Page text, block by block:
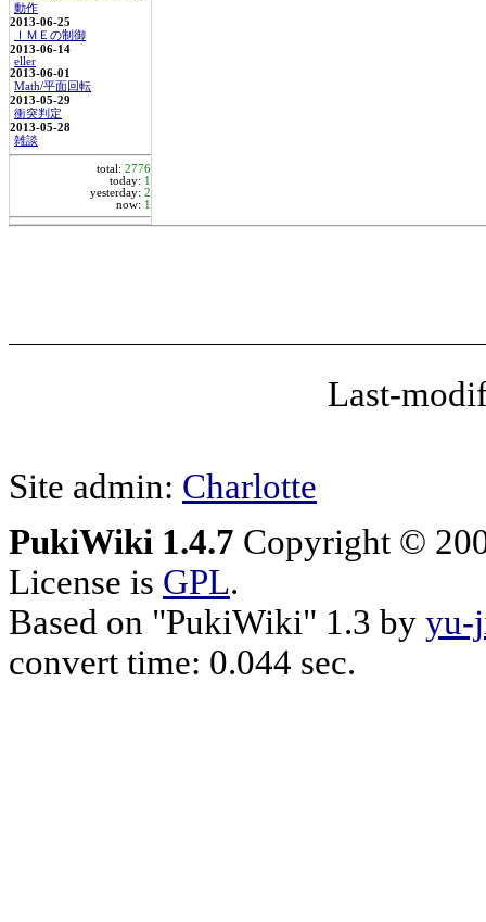
動作
2013-06-25
ＩＭＥの制御
2013-06-14
eller
2013-06-01
Math/平面回転
2013-05-29
衝突判定
2013-05-28
雑談
total: 2776
today: 1
yesterday: 2
now: 1
Last-
Site admin: Charlotte
PukiWiki 1.4.7 Copyright ©
License is GPL.
Based on "PukiWiki" 1.3 by yu-
convert time: 0.044 sec.